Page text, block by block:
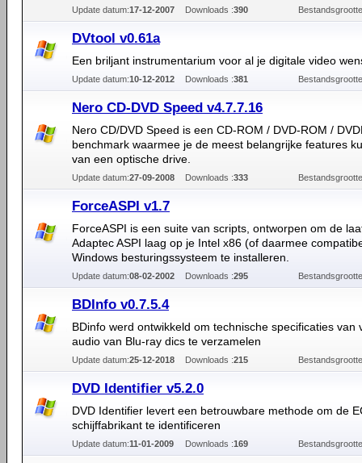
Update datum:17-12-2007 Downloads :390
DVtool v0.61a
Een briljant instrumentarium voor al je digitale video
Update datum:10-12-2012 Downloads :381
Nero CD-DVD Speed v4.7.7.16
Nero CD/DVD Speed is een CD-ROM / DVD-ROM /
benchmark waarmee je de meest belangrijke features
van een optische drive.
Update datum:27-09-2008 Downloads :333
ForceASPI v1.7
ForceASPI is een suite van scripts, ontworpen om de
Adaptec ASPI laag op je Intel x86 (of daarmee
Windows besturingssysteem te installeren.
Update datum:08-02-2002 Downloads :295
BDInfo v0.7.5.4
BDinfo werd ontwikkeld om technische specificaties van
audio van Blu-ray dics te verzamelen
Update datum:25-12-2018 Downloads :215
DVD Identifier v5.2.0
DVD Identifier levert een betrouwbare methode om de
schijffabrikant te identificeren
Update datum:11-01-2009 Downloads :169